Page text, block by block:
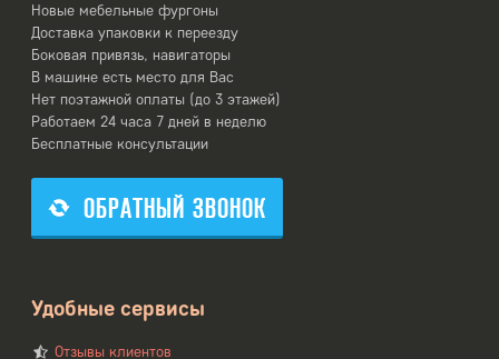
Новые мебельные фургоны
Доставка упаковки к переезду
Боковая привязь, навигаторы
В машине есть место для Вас
Нет поэтажной оплаты (до 3 этажей)
Работаем 24 часа 7 дней в неделю
Бесплатные консультации
ОБРАТНЫЙ ЗВОНОК
Удобные сервисы
Отзывы клиентов